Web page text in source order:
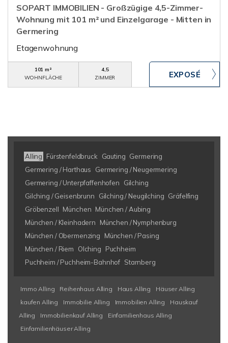
SOPART IMMOBILIEN - Großzügige 4,5-Zimmer-
Wohnung mit 101 m² und Einzelgarage - Mitten in
Germering
Etagenwohnung
101 m²
WOHNFLÄCHE
4,5
ZIMMER
Alling Fürstenfeldbruck Gauting Germering
Germering / Harthaus
Germering / Neugermering
Germering / Unterpfaffenhofen
Gilching
Gilching / Geisenbrunn
Gilching / Neugilching Gräfelfing
Gröbenzell München München / Aubing
München / Kleinhadern
München / Nymphenburg
München / Obermenzing
München / Pasing
München / Riem
Olching
Puchheim
Puchheim / Puchheim-Bahnhof Starnberg
Immo Alling Reihenhaus Alling Haus Alling
Häuser Alling
kaufen Alling
Immobilie Alling Immobilien Alling
Hauskauf
Alling
Immobilienkauf Alling
Einfamilienhaus Alling
Einfamilienhäuser Alling